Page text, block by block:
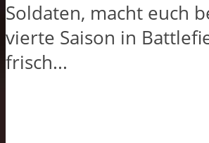
Soldaten, macht euch
vierte Saison in
frisch...